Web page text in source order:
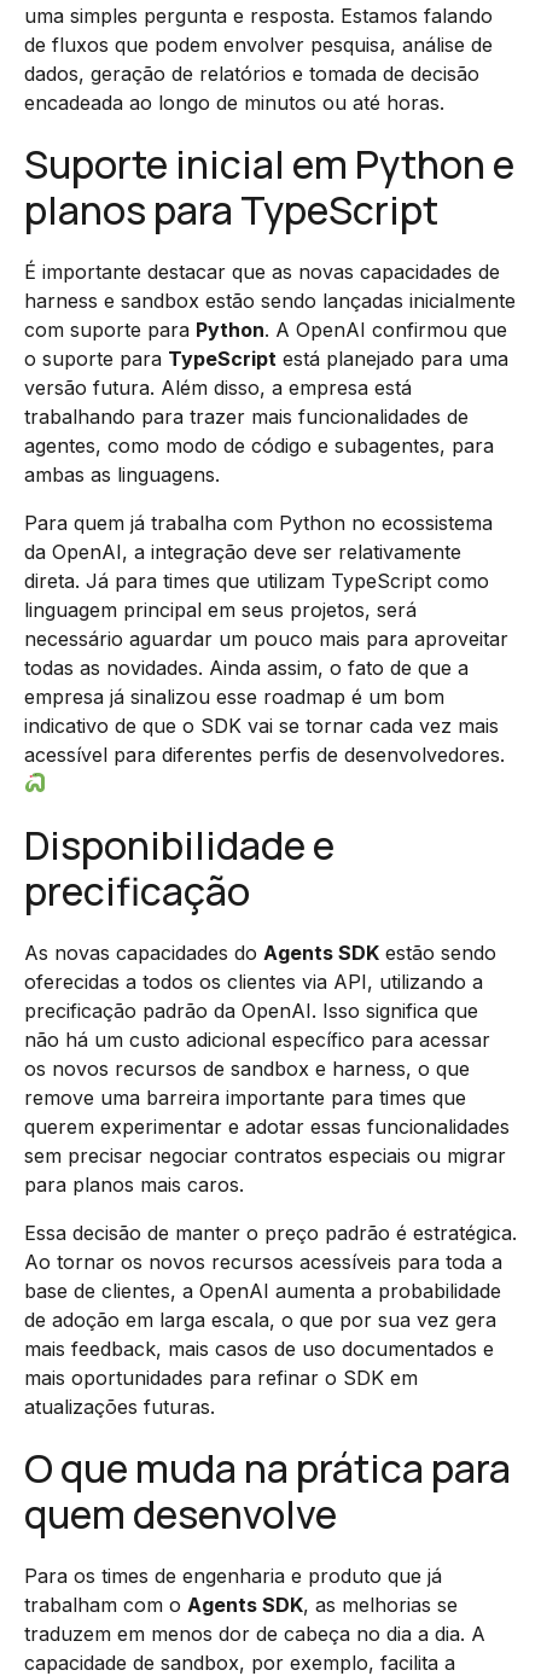
uma simples pergunta e resposta. Estamos falando
de fluxos que podem envolver pesquisa, análise de
dados, geração de relatórios e tomada de decisão
encadeada ao longo de minutos ou até horas.
Suporte inicial em Python e
planos para TypeScript
É importante destacar que as novas capacidades de
harness e sandbox estão sendo lançadas inicialmente
com suporte para Python. A OpenAI confirmou que
o suporte para TypeScript está planejado para uma
versão futura. Além disso, a empresa está
trabalhando para trazer mais funcionalidades de
agentes, como modo de código e subagentes, para
ambas as linguagens.
Para quem já trabalha com Python no ecossistema
da OpenAI, a integração deve ser relativamente
direta. Já para times que utilizam TypeScript como
linguagem principal em seus projetos, será
necessário aguardar um pouco mais para aproveitar
todas as novidades. Ainda assim, o fato de que a
empresa já sinalizou esse roadmap é um bom
indicativo de que o SDK vai se tornar cada vez mais
acessível para diferentes perfis de desenvolvedores.
Disponibilidade e
precificação
As novas capacidades do Agents SDK estão sendo
oferecidas a todos os clientes via API, utilizando a
precificação padrão da OpenAI. Isso significa que
não há um custo adicional específico para acessar
os novos recursos de sandbox e harness, o que
remove uma barreira importante para times que
querem experimentar e adotar essas funcionalidades
sem precisar negociar contratos especiais ou migrar
para planos mais caros.
Essa decisão de manter o preço padrão é estratégica.
Ao tornar os novos recursos acessíveis para toda a
base de clientes, a OpenAI aumenta a probabilidade
de adoção em larga escala, o que por sua vez gera
mais feedback, mais casos de uso documentados e
mais oportunidades para refinar o SDK em
atualizações futuras.
O que muda na prática para
quem desenvolve
Para os times de engenharia e produto que já
trabalham com o Agents SDK, as melhorias se
traduzem em menos dor de cabeça no dia a dia. A
capacidade de sandbox, por exemplo, facilita a